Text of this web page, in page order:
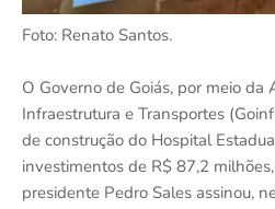
Foto: Renato Santos.
O Governo de Goiás, por meio da
Infraestrutura e Transportes
de construção do Hospital
investimentos de R$ 87,2
presidente Pedro Sales assinou,